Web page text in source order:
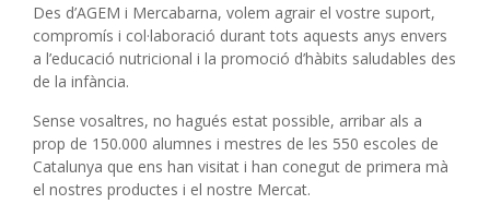
Des d’AGEM i Mercabarna, volem agrair el vostre suport,
compromís i col·laboració durant tots aquests anys envers
a l’educació nutricional i la promoció d’hàbits saludables des
de la infància.
Sense vosaltres, no hagués estat possible, arribar als a
prop de 150.000 alumnes i mestres de les 550 escoles de
Catalunya que ens han visitat i han conegut de primera mà
el nostres productes i el nostre Mercat.